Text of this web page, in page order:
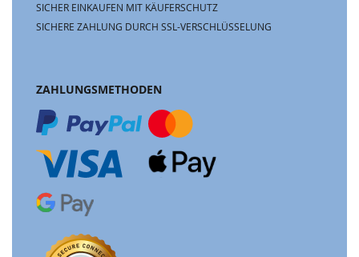
SICHER EINKAUFEN MIT KÄUFERSCHUTZ
SICHERE ZAHLUNG DURCH SSL-VERSCHLÜSSELUNG
ZAHLUNGSMETHODEN